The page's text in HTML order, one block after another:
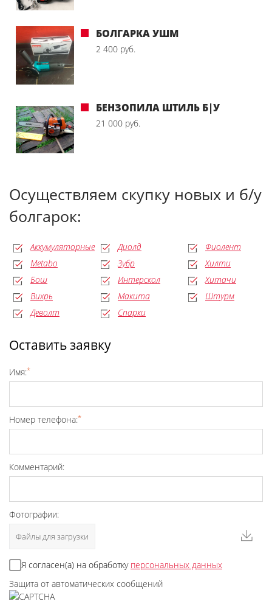
БОЛГАРКА УШМ
2 400 руб.
БЕНЗОПИЛА ШТИЛЬ Б|У
21 000 руб.
Осуществляем скупку новых и б/у
болгарок:
Аккумуляторные
Metabo
Бош
Вихрь
Деволт
Диолд
Зубр
Интерскол
Макита
Спарки
Фиолент
Хилти
Хитачи
Штурм
Оставить заявку
Имя:*
Номер телефона:*
Комментарий:
Фотографии:
Файлы для загрузки
Я согласен(а) на обработку персональных данных
Защита от автоматических сообщений